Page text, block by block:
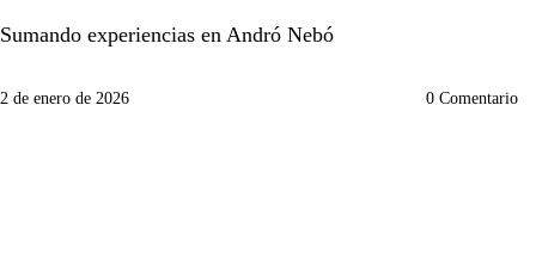
Sumando experiencias en Andró Nebó
2 de enero de 2026 0 Comentario